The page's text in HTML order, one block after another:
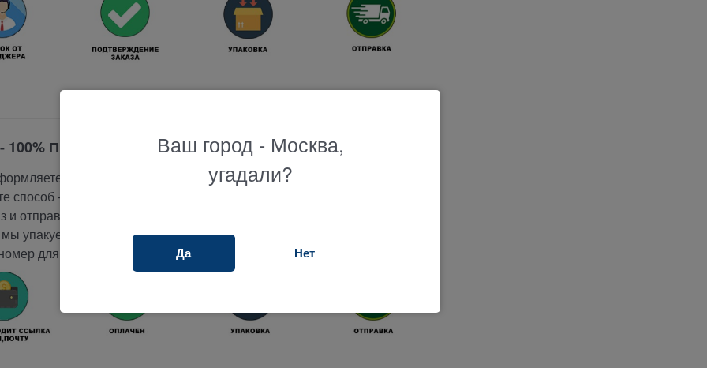
100% ПРЕДОПЛАТА
заказ на сайте.
способ - 100% предоплата.
отправляет ссылку для оплаты на эл.почту.
упакуем и отправим ваш заказ.
для отслеживания вашего заказа.
Ваш город - Москва,
угадали?
Да Нет